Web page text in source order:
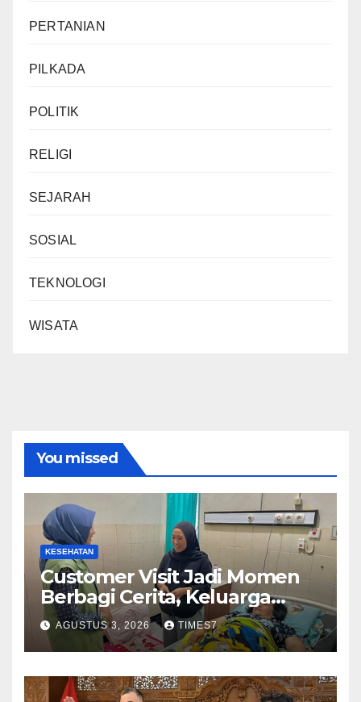
PERTANIAN
PILKADA
POLITIK
RELIGI
SEJARAH
SOSIAL
TEKNOLOGI
WISATA
You missed
KESEHATAN
Customer Visit Jadi Momen
Berbagi Cerita, Keluarga
Nurhayati Rasakan Manfaat
NyataProgram JKN
AGUSTUS 3, 2026 TIMES7